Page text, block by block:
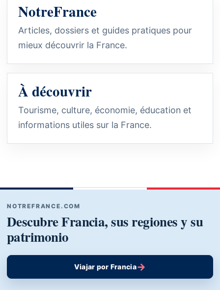
NotreFrance
Articles, dossiers et guides pratiques pour
mieux découvrir la France.
À découvrir
Tourisme, culture, économie, éducation et
informations utiles sur la France.
NOTREFRANCE.COM
Descubre Francia, sus regiones y su
patrimonio
Viajar por Francia→